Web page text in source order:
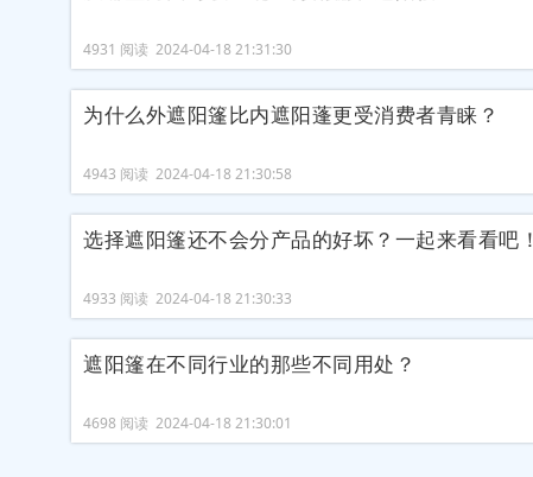
4931 阅读 2024-04-18 21:31:30
为什么外遮阳篷比内遮阳蓬更受消费者青睐？
4943 阅读 2024-04-18 21:30:58
选择遮阳篷还不会分产品的好坏？一起来看看吧！
4933 阅读 2024-04-18 21:30:33
遮阳篷在不同行业的那些不同用处？
4698 阅读 2024-04-18 21:30:01